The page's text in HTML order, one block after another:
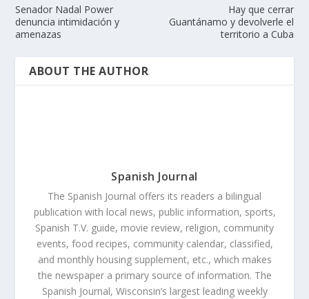
Senador Nadal Power
denuncia intimidación y
amenazas
Hay que cerrar
Guantánamo y devolverle el
territorio a Cuba
ABOUT THE AUTHOR
Spanish Journal
The Spanish Journal offers its readers a bilingual
publication with local news, public information, sports,
Spanish T.V. guide, movie review, religion, community
events, food recipes, community calendar, classified,
and monthly housing supplement, etc., which makes
the newspaper a primary source of information. The
Spanish Journal, Wisconsin’s largest leading weekly